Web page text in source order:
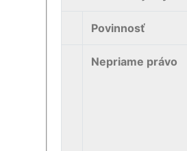
Povinnosť
Nepriame právo